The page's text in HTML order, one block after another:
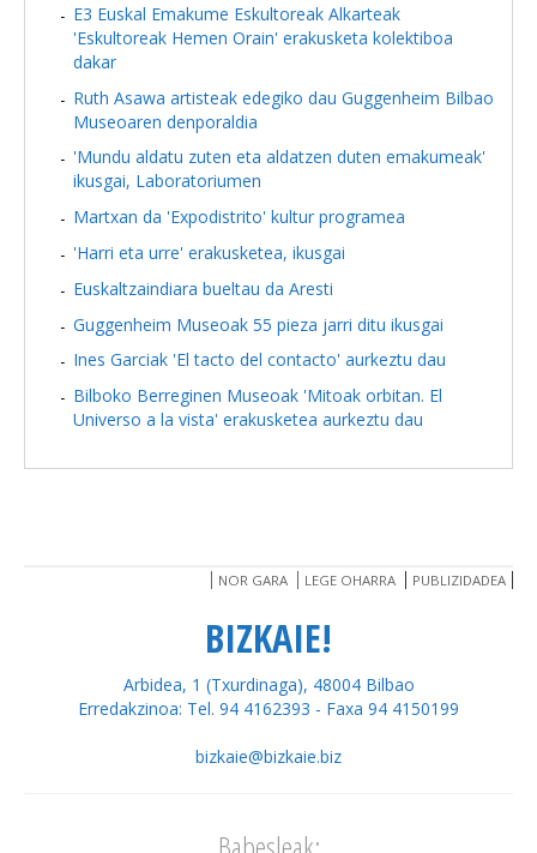
E3 Euskal Emakume Eskultoreak Alkarteak
'Eskultoreak Hemen Orain' erakusketa kolektiboa
dakar
Ruth Asawa artisteak edegiko dau Guggenheim Bilbao
Museoaren denporaldia
'Mundu aldatu zuten eta aldatzen duten emakumeak'
ikusgai, Laboratoriumen
Martxan da 'Expodistrito' kultur programea
'Harri eta urre' erakusketea, ikusgai
Euskaltzaindiara bueltau da Aresti
Guggenheim Museoak 55 pieza jarri ditu ikusgai
Ines Garciak 'El tacto del contacto' aurkeztu dau
Bilboko Berreginen Museoak 'Mitoak orbitan. El
Universo a la vista' erakusketea aurkeztu dau
NOR GARA LEGE OHARRA PUBLIZIDADEA
BIZKAIE!
Arbidea, 1 (Txurdinaga), 48004 Bilbao
Erredakzinoa: Tel. 94 4162393 - Faxa 94 4150199
bizkaie@bizkaie.biz